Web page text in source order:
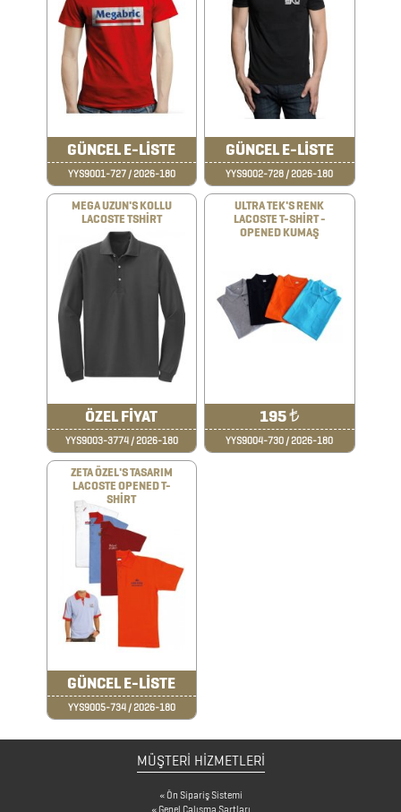
BLOKNOTLAR
ÇAKILAR
ÇAKMAKLAR
MATARA
ÇANTALAR
DEFTER
TARİHSİZ
AJANDA
DİĞER
TEKNOLOJİK
ÜRÜNLER
ÜRÜNLER
FENER
MAKAS
&
GÜNCEL E-LİSTE
YYS9001-727 / 2026-180
GÜNCEL E-LİSTE
YYS9002-728 / 2026-180
MEGA UZUN'S KOLLU
LACOSTE TSHİRT
ÖZEL FİYAT
YYS9003-3774 / 2026-180
ULTRA TEK'S RENK
LACOSTE T-SHİRT -
OPENED KUMAŞ
195₺
YYS9004-730 / 2026-180
ZETA ÖZEL'S TASARIM
LACOSTE OPENED T-
SHİRT
GÜNCEL E-LİSTE
YYS9005-734 / 2026-180
MÜŞTERİ HİZMETLERİ
Ön Sipariş Sistemi
Genel Çalışma Şartları